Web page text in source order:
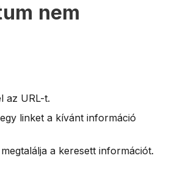
nem
az URL-t.
linket a kívánt információ
a keresett információt.